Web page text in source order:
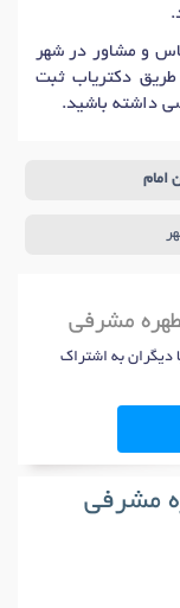
و مشاور در شهر
دکتریاب ثبت
داشته باشید.
امام
مشرفی
دیگران به اشتراک
مشرفی